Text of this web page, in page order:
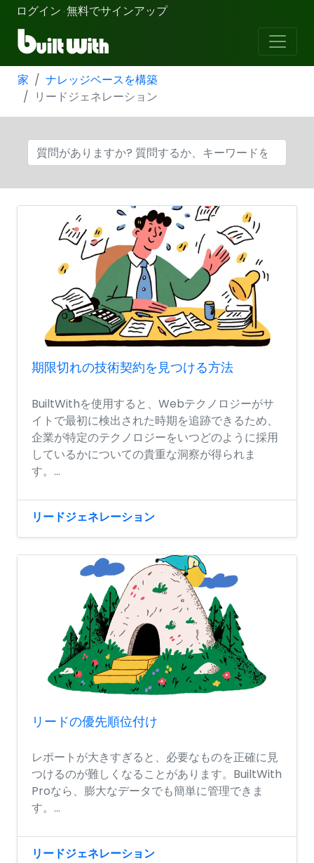
ログイン ·無料でサインアップ
家
ナレッジベースを構築
リードジェネレーション
期限切れの技術契約を見つける方法
BuiltWithを使用すると、Webテクノロジーがサ
イトで最初に検出された時期を追跡できるため、
企業が特定のテクノロジーをいつどのように採用
しているかについての貴重な洞察が得られま
す。...
リードジェネレーション
リードの優先順位付け
レポートが大きすぎると、必要なものを正確に見
つけるのが難しくなることがあります。BuiltWith
Proなら、膨大なデータでも簡単に管理できま
す。...
リードジェネレーション